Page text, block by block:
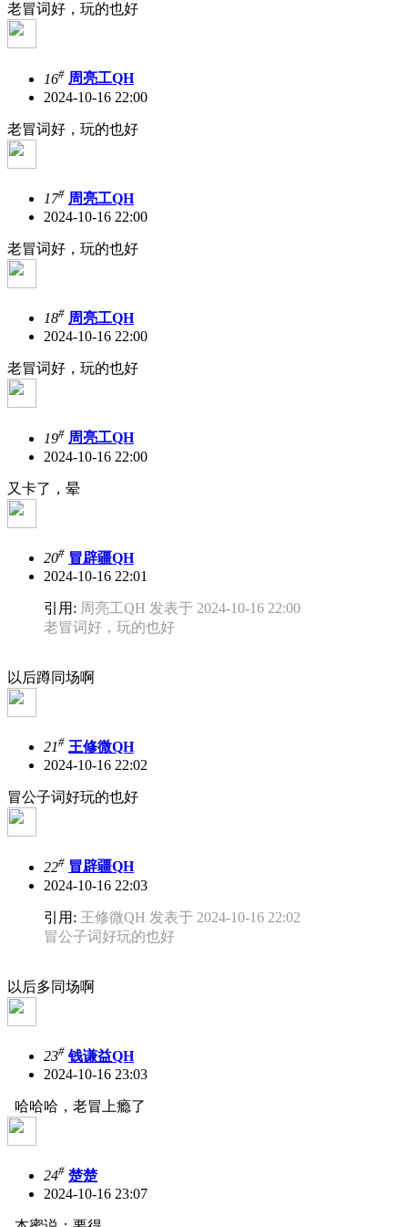
老冒词好，玩的也好
16# 周亮工QH
2024-10-16 22:00
老冒词好，玩的也好
17# 周亮工QH
2024-10-16 22:00
老冒词好，玩的也好
18# 周亮工QH
2024-10-16 22:00
老冒词好，玩的也好
19# 周亮工QH
2024-10-16 22:00
又卡了，晕
20# 冒辟疆QH
2024-10-16 22:01
引用: 周亮工QH 发表于 2024-10-16 22:00
老冒词好，玩的也好
以后蹲同场啊
21# 王修微QH
2024-10-16 22:02
冒公子词好玩的也好
22# 冒辟疆QH
2024-10-16 22:03
引用: 王修微QH 发表于 2024-10-16 22:02
冒公子词好玩的也好
以后多同场啊
23# 钱谦益QH
2024-10-16 23:03
哈哈哈，老冒上瘾了
24# 楚楚
2024-10-16 23:07